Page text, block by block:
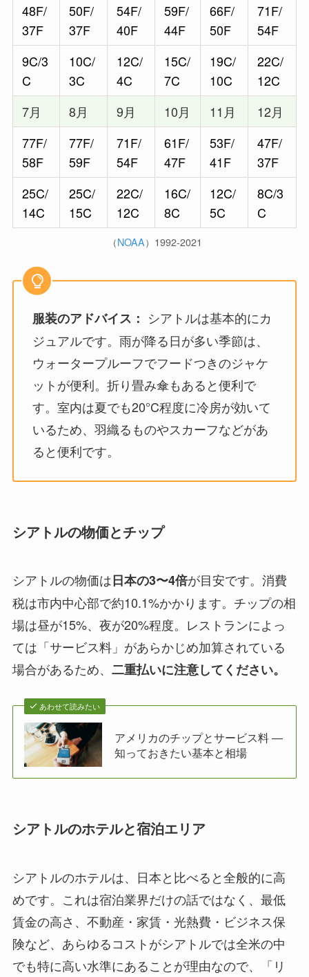
48F/
37F
50F/
37F
54F/
40F
59F/
44F
66F/
50F
71F/
54F
9C/3
C
10C/
3C
12C/
4C
15C/
7C
19C/
10C
22C/
12C
7月
8月 9月 10月 11月
12月
77F/
58F
77F/
59F
71F/
54F
61F/
47F
53F/
41F
47F/
37F
25C/
14C
25C/
15C
22C/
12C
16C/
8C
12C/
5C
8C/3
C
（NOAA）1992-2021
服装のアドバイス： シアトルは基本的にカ
ジュアルです。雨が降る日が多い季節は、
ウォータープルーフでフードつきのジャケ
ットが便利。折り畳み傘もあると便利で
す。室内は夏でも20°C程度に冷房が効いて
いるため、羽織るものやスカーフなどがあ
ると便利です。
シアトルの物価とチップ
シアトルの物価は日本の3〜4倍が目安です。消費
税は市内中心部で約10.1%かかります。チップの相
場は昼が15%、夜が20%程度。レストランによっ
ては「サービス料」があらかじめ加算されている
場合があるため、 二重払いに注意してください。
あわせて読みたい
アメリカのチップとサービス料 ―
知っておきたい基本と相場
シアトルのホテルと宿泊エリア
シアトルのホテルは、日本と比べると全般的に高
めです。これは宿泊業界だけの話ではなく、最低
賃金の高さ、不動産・家賃・光熱費・ビジネス保
険など、あらゆるコストがシアトルでは全米の中
でも特に高い水準にあることが理由なので、「リ